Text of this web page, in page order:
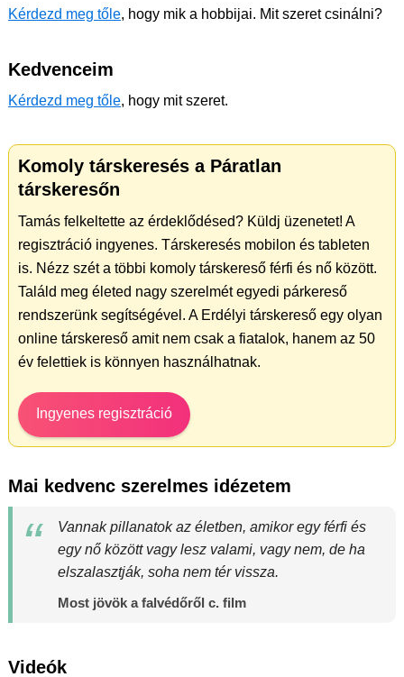
Kérdezd meg tőle, hogy mik a hobbijai. Mit szeret csinálni?
Kedvenceim
Kérdezd meg tőle, hogy mit szeret.
Komoly társkeresés a Páratlan
társkeresőn
Tamás felkeltette az érdeklődésed? Küldj üzenetet! A
regisztráció ingyenes. Társkeresés mobilon és tableten
is. Nézz szét a többi komoly társkereső férfi és nő között.
Találd meg életed nagy szerelmét egyedi párkereső
rendszerünk segítségével. A Erdélyi társkereső egy olyan
online társkereső amit nem csak a fiatalok, hanem az 50
év felettiek is könnyen használhatnak.
Ingyenes regisztráció
Mai kedvenc szerelmes idézetem
Vannak pillanatok az életben, amikor egy férfi és
egy nő között vagy lesz valami, vagy nem, de ha
elszalasztják, soha nem tér vissza.
Most jövök a falvédőről c. film
Videók